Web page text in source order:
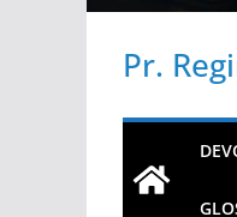
Pr.